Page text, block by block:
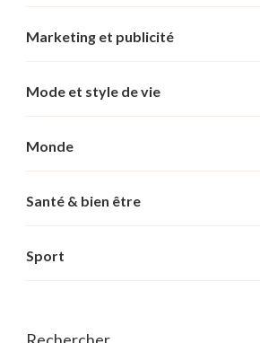
Marketing et publicité
Mode et style de vie
Monde
Santé & bien être
Sport
Rechercher